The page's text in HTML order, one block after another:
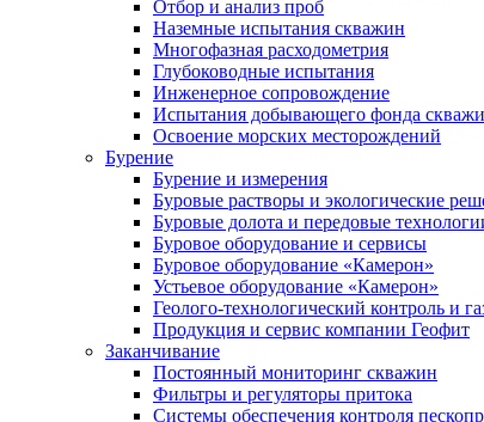
Отбор и анализ проб
Наземные испытания скважин
Многофазная расходометрия
Глубоководные испытания
Инженерное сопровождение
Испытания добывающего фонда
Освоение морских месторождений
Бурение
Бурение и измерения
Буровые растворы и экологические
Буровые долота и передовые
Буровое оборудование и сервисы
Буровое оборудование «Камерон»
Устьевое оборудование «Камерон»
Геолого-технологический контроль и
Продукция и сервис компании Геофит
Заканчивание
Постоянный мониторинг скважин
Фильтры и регуляторы притока
Cистемы обеспечения контроля